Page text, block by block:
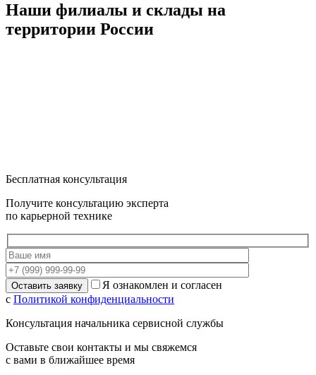
Наши филиалы и склады на
территории России
Бесплатная консультация
Получите консультацию эксперта
по карьерной технике
Я ознакомлен и согласен
с Политикой конфиденциальности
Консультация начальника сервисной службы
Оставьте свои контакты и мы свяжемся
с вами в ближайшее время